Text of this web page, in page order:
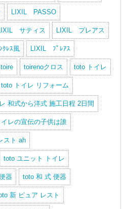
LIXIL PASSO
サティス LIXIL プレアス
ﾚｽ風 LIXIL ﾌﾟﾚｱｽ
toire toirenoクロス toto トイレ
toto トイレ リフォーム
和式から洋式 施工日程 2日間
レの宣伝の子供は誰
スト ah
toto ユニット トイレ
器 toto 和 式 便器
新 ピュア レスト